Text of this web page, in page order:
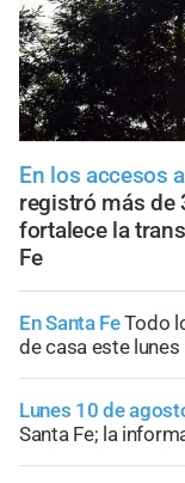
En los accesos
registró más de
fortalece la
Fe
En Santa FeTodo
de casa este
Lunes 10 de
Santa Fe; la